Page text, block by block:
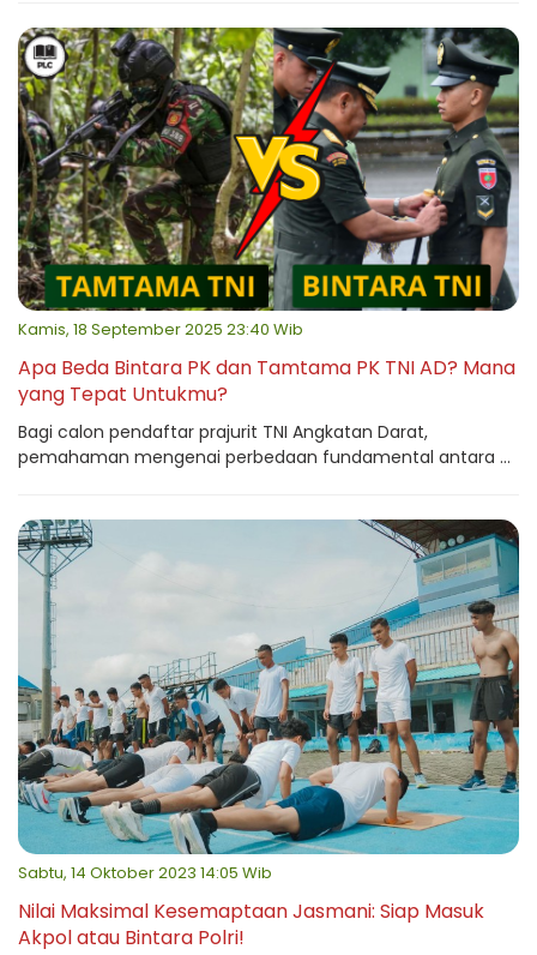
Kamis, 18 September 2025 23:40 Wib
Apa Beda Bintara PK dan Tamtama PK TNI AD? Mana
yang Tepat Untukmu?
Bagi calon pendaftar prajurit TNI Angkatan Darat,
pemahaman mengenai perbedaan fundamental antara ...
Sabtu, 14 Oktober 2023 14:05 Wib
Nilai Maksimal Kesemaptaan Jasmani: Siap Masuk
Akpol atau Bintara Polri!